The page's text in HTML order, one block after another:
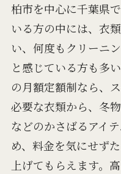
柏市を中心に千葉県
いる方の中には、衣
い、何度もクリーニ
と感じている方も多
の月額定額制なら、
必要な衣類から、冬
などのかさばるアイ
め、料金を気にせず
上げてもらえます。